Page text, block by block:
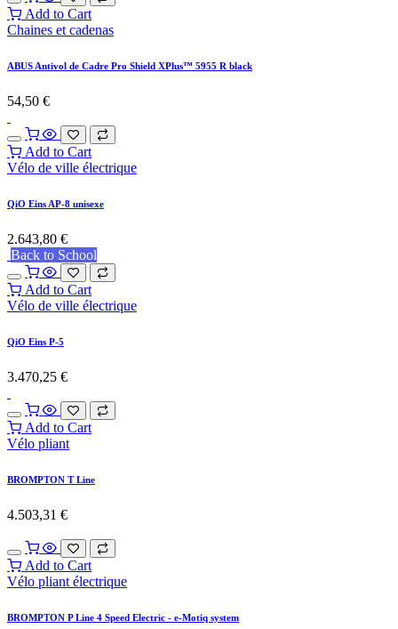
Add to Cart
Chaines et cadenas
ABUS Antivol de Cadre Pro Shield XPlus™ 5955 R black
54,50 €
Add to Cart
Vélo de ville électrique
QiO Eins AP-8 unisexe
2.643,80 €
Back to School
Add to Cart
Vélo de ville électrique
QiO Eins P-5
3.470,25 €
Add to Cart
Vélo pliant
BROMPTON T Line
4.503,31 €
Add to Cart
Vélo pliant électrique
BROMPTON P Line 4 Speed Electric - e-Motiq system